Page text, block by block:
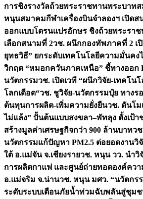
การชิงรางวัลถ้วยพระราชทานพระบาทส
หนุนสมาคมกีฬาเครื่องบินจำลองฯ เปิด
ออกแบบโดรนแปรอักษร ชิงถ้วยพระรา
เลือกสนามที่ 2วช. ผนึกกองทัพภาคที่ 2 เ
ยุทธวิธี” ยกระดับเทคโนโลยีความมั่นคง
วิกฤต “หมอกควันภาคเหนือ” ชี้ทางออก
นวัตกรรมวช. เปิดเวที “ผนึกวิจัย-เทคโน
โลกเดือด“วช. ชูวิจัย-นวัตกรรมปุ๋ย ทางร
ต้นทุนการผลิต-เพิ่มความยั่งยืนวช. ดันโม
ไม่แล้ง” ปั้นต้นแบบสงขลา–พัทลุง ตั้งเป้า
สร้างมูลค่าเศรษฐกิจกว่า 900 ล้านบาทว
นวัตกรรมแก้ปัญหา PM2.5 ต่อยอดงาน
ใต้ อ.แม่จัน จ.เชียงรายวช. หนุน วว. นำวิ
การผลิตกาแฟ และศูนย์ถ่ายทอดองค์คว
อ.แม่จริม จ.น่านวช. หนุน มศว. “นวัตกร
ระดับระบบเตือนภัยน้ำท่วมฉับพลันสู่ชุม